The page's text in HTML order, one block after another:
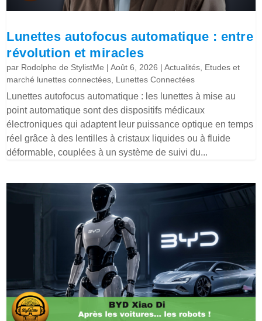
Lunettes autofocus automatique : entre
révolution et miracles
par Rodolphe de StylistMe |Août 6, 2026 |Actualités Etudes et
marché lunettes connectées Lunettes Connectées
Lunettes autofocus automatique : les lunettes à mise au
point automatique sont des dispositifs médicaux
électroniques qui adaptent leur puissance optique en temps
réel grâce à des lentilles à cristaux liquides ou à fluide
déformable, couplées à un système de suivi du...